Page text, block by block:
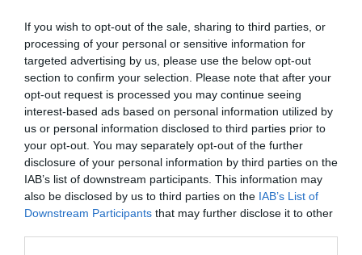
If you wish to opt-out of the sale, sharing to third parties, or
processing of your personal or sensitive information for
targeted advertising by us, please use the below opt-out
section to confirm your selection. Please note that after your
opt-out request is processed you may continue seeing
interest-based ads based on personal information utilized by
us or personal information disclosed to third parties prior to
your opt-out. You may separately opt-out of the further
disclosure of your personal information by third parties on the
IAB’s list of downstream participants. This information may
also be disclosed by us to third parties on the IAB’s List of
Downstream Participants that may further disclose it to other
του ΄17. Και μου κίνησαν το ενδιαφέρον, έμαθα
πολλά, δεν ξέρω πώς να το θέσω – ήταν πηγή
έμπνευσης. Πολύ διαφορετικοί από ότι
φανταζόμουν… Μετά είχα μια εμπειρία με μια
Αμερικανίδα κυρία, και (ξανά) έζησα τον
ελαφρύ πλην όμως βαθύ ρατσισμό των
Αμερικανών απέναντι σε όλους τους λαούς. Οι
ατάκες για το σαπούνι Νταβ (‘α, έχετε κι εδώ